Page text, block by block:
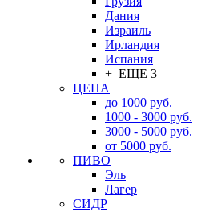
Дания
Израиль
Ирландия
Испания
+ ЕЩЕ 3
ЦЕНА
до 1000 руб.
1000 - 3000 руб.
3000 - 5000 руб.
от 5000 руб.
ПИВО
Эль
Лагер
СИДР